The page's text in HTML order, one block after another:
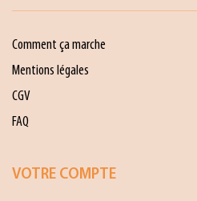
Comment ça marche
Mentions légales
CGV
FAQ
VOTRE COMPTE